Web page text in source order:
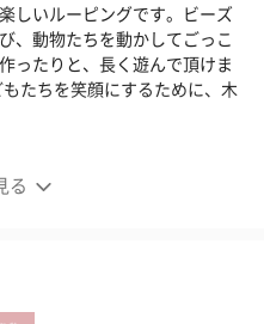
る
しいルーピングです。ビーズ
、動物たちを動かしてごっこ
ったりと、長く遊んで頂けま
たちを笑顔にするために、木
しいルーピングです。
のビーズを指でつまんでくる